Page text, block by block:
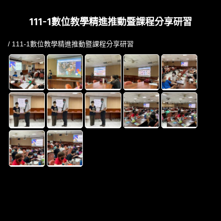
111-1數位教學精進推動暨課程分享研習
/ 111-1數位教學精進推動暨課程分享研習